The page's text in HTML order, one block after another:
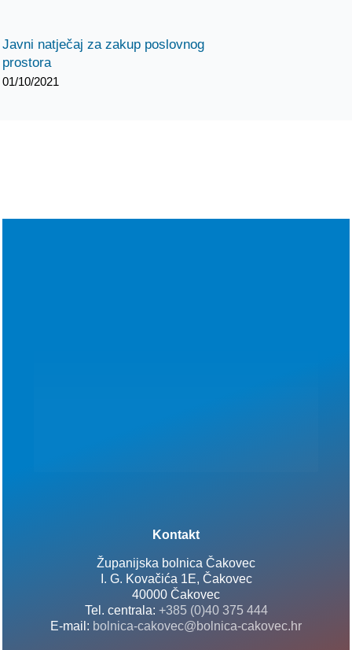
Javni natječaj za zakup poslovnog
prostora
01/10/2021
Kontakt
Županijska bolnica Čakovec
I. G. Kovačića 1E, Čakovec
40000 Čakovec
Tel. centrala: +385 (0)40 375 444
E-mail: bolnica-cakovec@bolnica-cakovec.hr